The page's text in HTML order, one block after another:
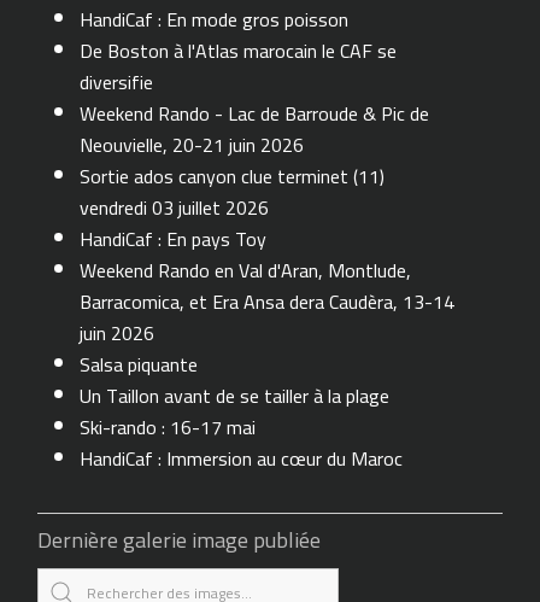
HandiCaf : En mode gros poisson
De Boston à l'Atlas marocain le CAF se
diversifie
Weekend Rando - Lac de Barroude & Pic de
Neouvielle, 20-21 juin 2026
Sortie ados canyon clue terminet (11)
vendredi 03 juillet 2026
HandiCaf : En pays Toy
Weekend Rando en Val d'Aran, Montlude,
Barracomica, et Era Ansa dera Caudèra, 13-14
juin 2026
Salsa piquante
Un Taillon avant de se tailler à la plage
Ski-rando : 16-17 mai
HandiCaf : Immersion au cœur du Maroc
Dernière galerie image publiée